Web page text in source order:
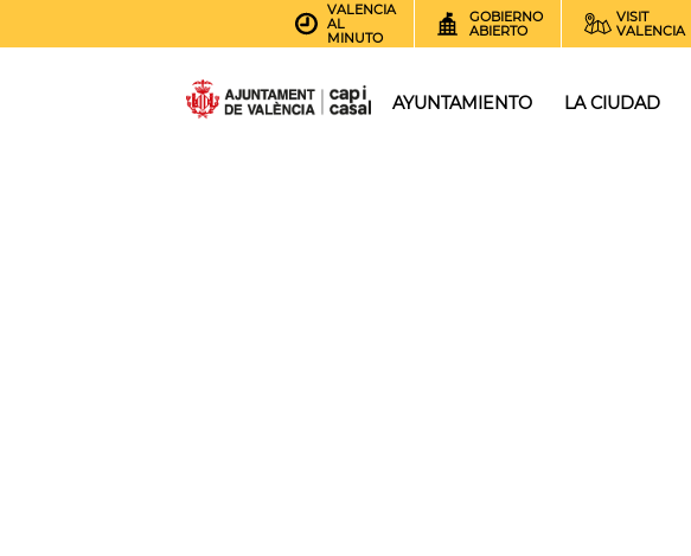
VALENCIA
AL
MINUTO
GOBIERNO
ABIERTO
VISIT
VALENCIA
AYUNTAMIENTO LA CIUDAD